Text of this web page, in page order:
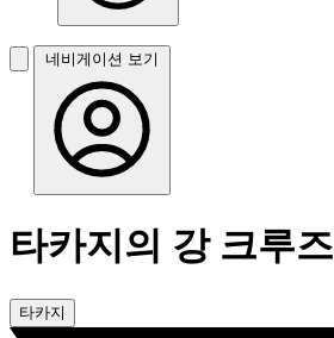
네비게이션 보기
타카지의 강 크루즈
타카지